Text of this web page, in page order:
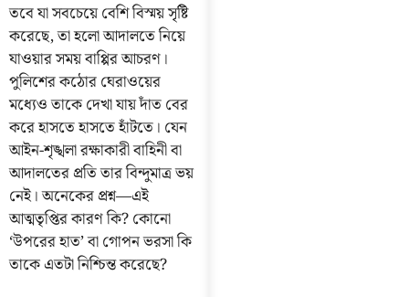
তবে যা সবচেয়ে বেশি বিস্ময় সৃষ্টি
করেছে, তা হলো আদালতে নিয়ে
যাওয়ার সময় বাপ্পির আচরণ।
পুলিশের কঠোর ঘেরাওয়ের
মধ্যেও তাকে দেখা যায় দাঁত বের
করে হাসতে হাসতে হাঁটতে। যেন
আইন-শৃঙ্খলা রক্ষাকারী বাহিনী বা
আদালতের প্রতি তার বিন্দুমাত্র ভয়
নেই। অনেকের প্রশ্ন—এই
আত্মতৃপ্তির কারণ কি? কোনো
‘উপরের হাত’ বা গোপন ভরসা কি
তাকে এতটা নিশ্চিন্ত করেছে?